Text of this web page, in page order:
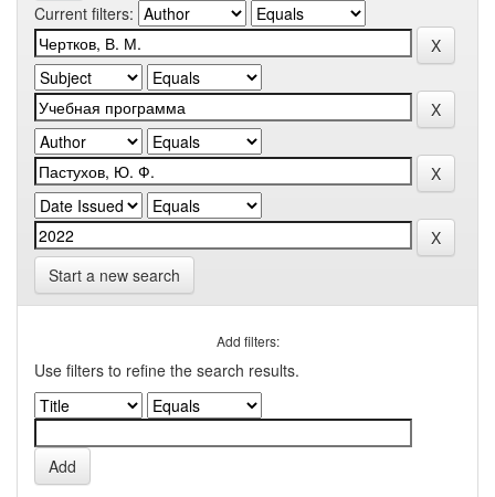
Current filters:
Start a new search
Add filters:
Use filters to refine the search results.